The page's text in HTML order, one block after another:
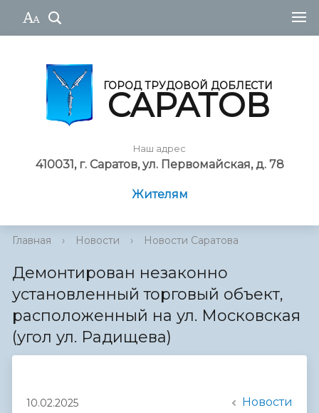
ГОРОД ТРУДОВОЙ ДОБЛЕСТИ
САРАТОВ
Наш адрес
410031, г. Саратов, ул. Первомайская, д. 78
Жителям
Главная › Новости › Новости Саратова
Демонтирован незаконно
установленный торговый объект,
расположенный на ул. Московская
(угол ул. Радищева)
10.02.2025 Новости